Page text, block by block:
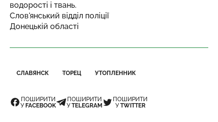
водорості і твань.
Слов'янський відділ поліції
Донецькій області
СЛАВЯНСК ТОРЕЦ УТОПЛЕННИК
ПОШИРИТИ
У FACEBOOK
ПОШИРИТИ
УTELEGRAM
ПОШИРИТИ
УTWITTER